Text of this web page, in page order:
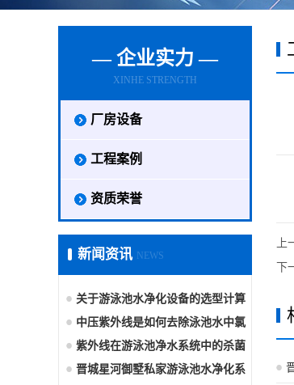
— 企业实力 —
XINHE STRENGTH
厂房设备
工程案例
资质荣誉
新闻资讯 NEWS
关于游泳池水净化设备的选型计算
中压紫外线是如何去除泳池水中氯
氨
紫外线在游泳池净水系统中的杀菌
作
晋城星河御墅私家游泳池水净化系
上
下